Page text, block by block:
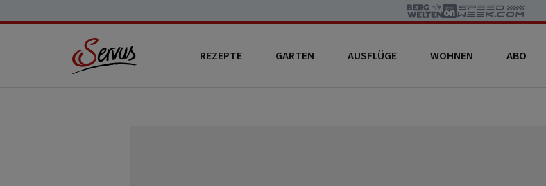
REZEPTE GARTEN AUSFLÜGE WOHNEN ABO